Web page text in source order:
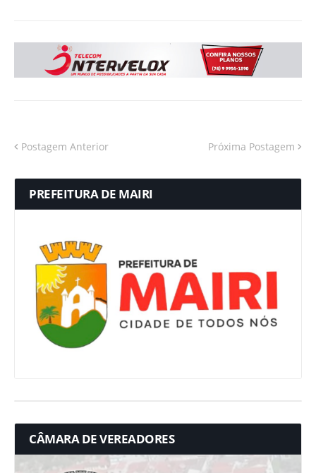
Postagem Anterior Próxima Postagem
PREFEITURA DE MAIRI
CÂMARA DE VEREADORES